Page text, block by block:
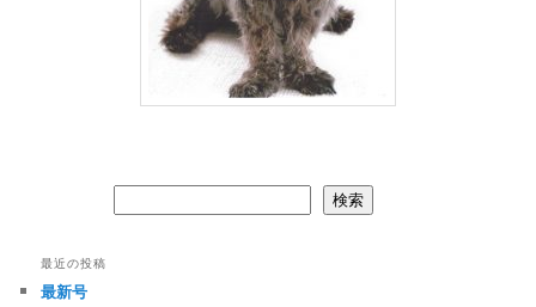
検索
最近の投稿
最新号